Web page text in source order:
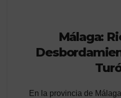
Málaga:
En la provincia de